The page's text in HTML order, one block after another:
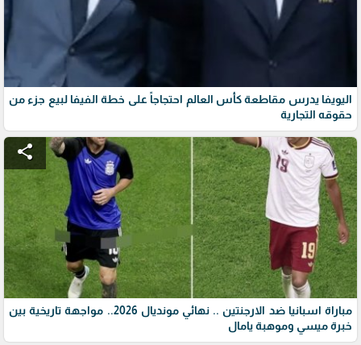
اليويفا يدرس مقاطعة كأس العالم احتجاجاً على خطة الفيفا لبيع جزء من
حقوقه التجارية
share
مباراة اسبانيا ضد الارجنتين .. نهائي مونديال 2026.. مواجهة تاريخية بين
خبرة ميسي وموهبة يامال